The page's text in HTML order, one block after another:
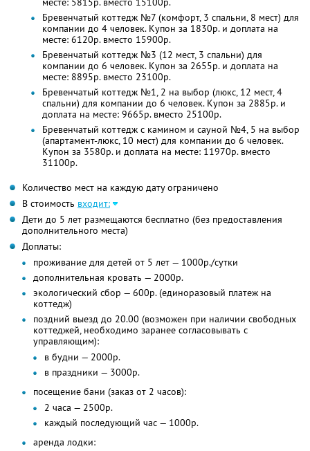
Бревенчатый коттедж №7 (комфорт, 3 спальни, 8 мест) для
компании до 4 человек. Купон за 1830р. и доплата на
месте: 6120р. вместо 15900р.
Бревенчатый коттедж №3 (12 мест, 3 спальни) для
компании до 6 человек. Купон за 2655р. и доплата на
месте: 8895р. вместо 23100р.
Бревенчатый коттедж №1, 2 на выбор (люкс, 12 мест, 4
спальни) для компании до 6 человек. Купон за 2885р. и
доплата на месте: 9665р. вместо 25100р.
Бревенчатый коттедж с камином и сауной №4, 5 на выбор
(апартамент-люкс, 10 мест) для компании до 6 человек.
Купон за 3580р. и доплата на месте: 11970р. вместо
31100р.
Количество мест на каждую дату ограничено
В стоимость входит:
Дети до 5 лет размещаются бесплатно (без предоставления
дополнительного места)
Доплаты:
проживание для детей от 5 лет — 1000р./сутки
дополнительная кровать — 2000р.
экологический сбор — 600р. (единоразовый платеж на
коттедж)
поздний выезд до 20.00 (возможен при наличии свободных
коттеджей, необходимо заранее согласовывать с
управляющим):
в будни — 2000р.
в праздники — 3000р.
посещение бани (заказ от 2 часов):
2 часа — 2500р.
каждый последующий час — 1000р.
аренда лодки: